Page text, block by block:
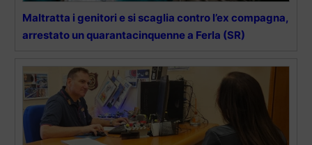
Maltratta i genitori e si scaglia contro l’ex compagna,
arrestato un quarantacinquenne a Ferla (SR)